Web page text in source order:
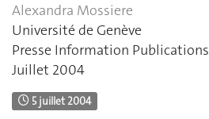
Alexandra Mossiere
Université de Genève
Presse Information Publications
Juillet 2004
5 juillet 2004